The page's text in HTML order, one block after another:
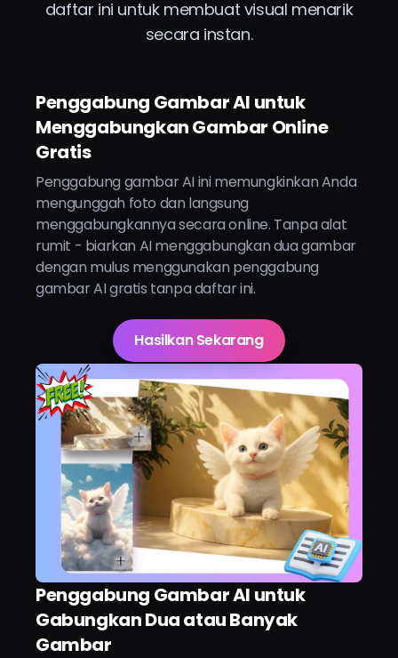
daftar ini untuk membuat visual menarik
secara instan.
Penggabung Gambar AI untuk
Menggabungkan Gambar Online
Gratis
Penggabung gambar AI ini memungkinkan Anda
mengunggah foto dan langsung
menggabungkannya secara online. Tanpa alat
rumit - biarkan AI menggabungkan dua gambar
dengan mulus menggunakan penggabung
gambar AI gratis tanpa daftar ini.
Hasilkan Sekarang
Penggabung Gambar AI untuk
Gabungkan Dua atau Banyak
Gambar